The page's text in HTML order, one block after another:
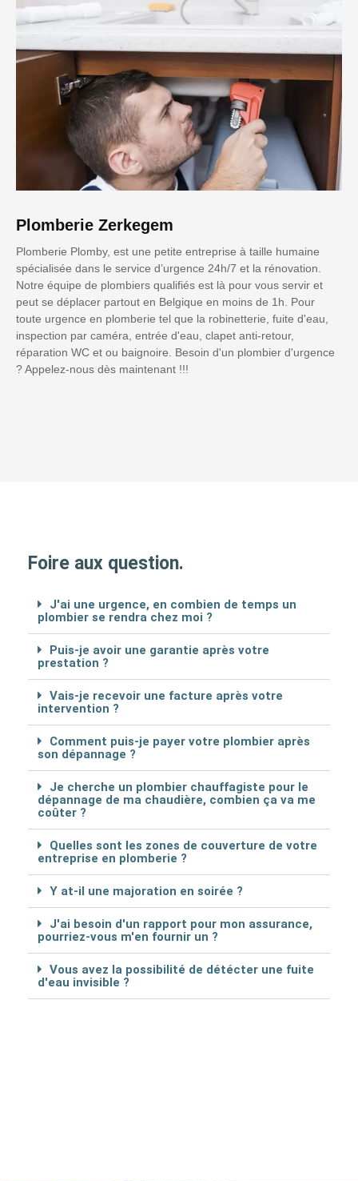
Plomberie Zerkegem
Plomberie Plomby, est une petite entreprise à taille humaine
spécialisée dans le service d’urgence 24h/7 et la rénovation.
Notre équipe de plombiers qualifiés est là pour vous servir et
peut se déplacer partout en Belgique en moins de 1h. Pour
toute urgence en plomberie tel que la robinetterie, fuite d'eau,
inspection par caméra, entrée d'eau, clapet anti-retour,
réparation WC et ou baignoire. Besoin d'un plombier d'urgence
? Appelez-nous dès maintenant !!!
Foire aux question.
J'ai une urgence, en combien de temps un
plombier se rendra chez moi ?
Puis-je avoir une garantie après votre
prestation ?
Vais-je recevoir une facture après votre
intervention ?
Comment puis-je payer votre plombier après
son dépannage ?
Je cherche un plombier chauffagiste pour le
dépannage de ma chaudière, combien ça va me
coûter ?
Quelles sont les zones de couverture de votre
entreprise en plomberie ?
Y at-il une majoration en soirée ?
J'ai besoin d'un rapport pour mon assurance,
pourriez-vous m'en fournir un ?
Vous avez la possibilité de détécter une fuite
d'eau invisible ?